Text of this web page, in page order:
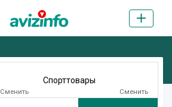
Сменить
Спорттовары
Сменить